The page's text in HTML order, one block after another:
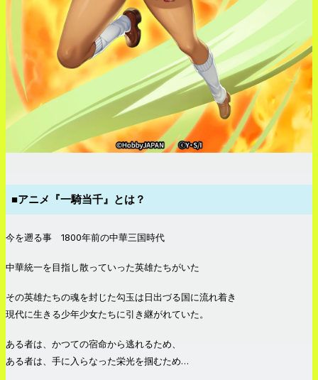
■アニメ『一騎当千』とは？
今を遡る事 1800年前の中華三国時代
中華統一を目指し散っていった英雄たちがいた
その英雄たちの魂を封じた勾玉は日出づる国に流れ着き
現代に生きる少年少女たちに引き継がれていた。
ある者は、かつての宿命から逃れるため、
ある者は、手に入らなった栄光を掴むため…